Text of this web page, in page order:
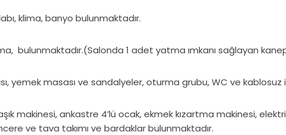
klima, banyo bulunmaktadır.
bulunmaktadır.(Salonda 1 adet yatma ımkanı sağlayan
yemek masası ve sandalyeler, oturma grubu, WC ve
makinesi, ankastre 4’lü ocak, ekmek kızartma makinesi, elektrikli
ve tava takımı ve bardaklar bulunmaktadır.